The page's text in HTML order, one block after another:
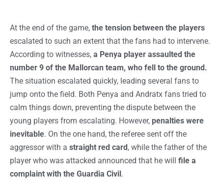
At the end of the game, the tension between the players
escalated to such an extent that the fans had to intervene.
According to witnesses, a Penya player assaulted the
number 9 of the Mallorcan team, who fell to the ground.
The situation escalated quickly, leading several fans to
jump onto the field. Both Penya and Andratx fans tried to
calm things down, preventing the dispute between the
young players from escalating. However, penalties were
inevitable. On the one hand, the referee sent off the
aggressor with a straight red card, while the father of the
player who was attacked announced that he will file a
complaint with the Guardia Civil.